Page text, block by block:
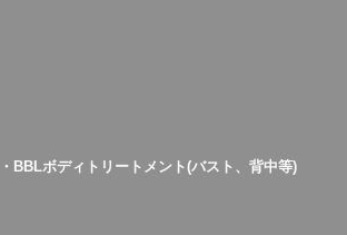
・BBLボディトリートメント(バスト、背中等)